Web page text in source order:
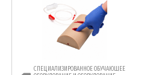
СПЕЦИАЛИЗИРОВАННОЕ ОБУЧАЮЩЕЕ